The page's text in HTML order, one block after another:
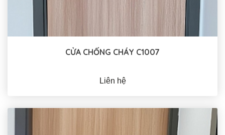
CỬA CHỐNG CHÁY C1007
Liên hệ